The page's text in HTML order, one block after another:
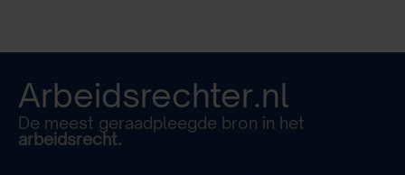
Arbeidsrechter.nl
De meest geraadpleegde bron in het
arbeidsrecht.